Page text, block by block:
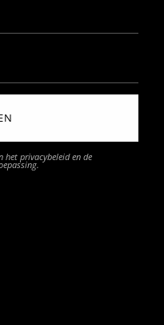
het privacybeleiden de